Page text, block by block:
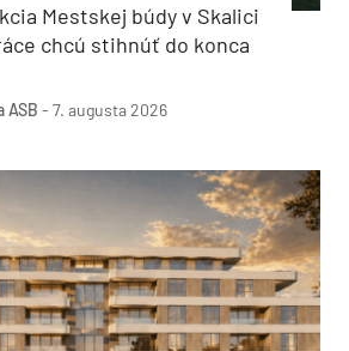
Mestskej búdy v Skalici
chcú stihnúť do konca
ASB - 7. augusta 2026